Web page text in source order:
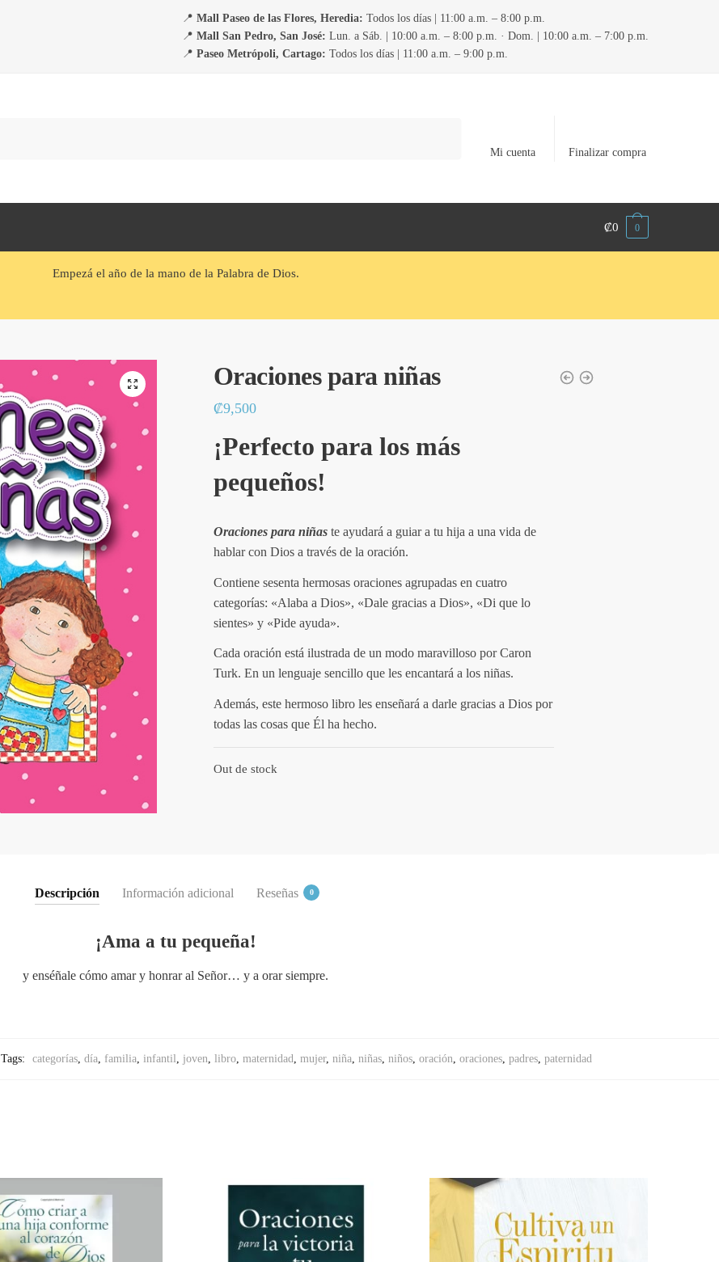
📍 Mall Paseo de las Flores, Heredia: Todos los días | 11:00 a.m. – 8:00 p.m.
📍 Mall San Pedro, San José: Lun. a Sáb. | 10:00 a.m. – 8:00 p.m. · Dom. | 10:00 a.m. – 7:00 p.m.
📍 Paseo Metrópoli, Cartago: Todos los días | 11:00 a.m. – 9:00 p.m.
Mi cuenta Finalizar compra
₡0 0
Empezá el año de la mano de la Palabra de Dios.
🔍 Oraciones para niñas
₡9,500
¡Perfecto para los más
pequeños!
Oraciones para niñaste ayudará a guiar a tu hija a una vida de
hablar con Dios a través de la oración.
Contiene sesenta hermosas oraciones agrupadas en cuatro
categorías: «Alaba a Dios», «Dale gracias a Dios», «Di que lo
sientes» y «Pide ayuda».
Cada oración está ilustrada de un modo maravilloso por Caron
Turk. En un lenguaje sencillo que les encantará a los niñas.
Además, este hermoso libro les enseñará a darle gracias a Dios por
todas las cosas que Él ha hecho.
Out de stock
Descripción Información adicional Reseñas 0
¡Ama a tu pequeña!
y enséñale cómo amar y honrar al Señor… y a orar siempre.
Tags: categorías día familia infantil joven libro maternidad mujer, niña niñas niños oración oraciones padres paternidad